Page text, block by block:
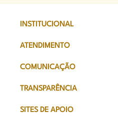
INSTITUCIONAL
ATENDIMENTO
COMUNICAÇÃO
TRANSPARÊNCIA
SITES DE APOIO